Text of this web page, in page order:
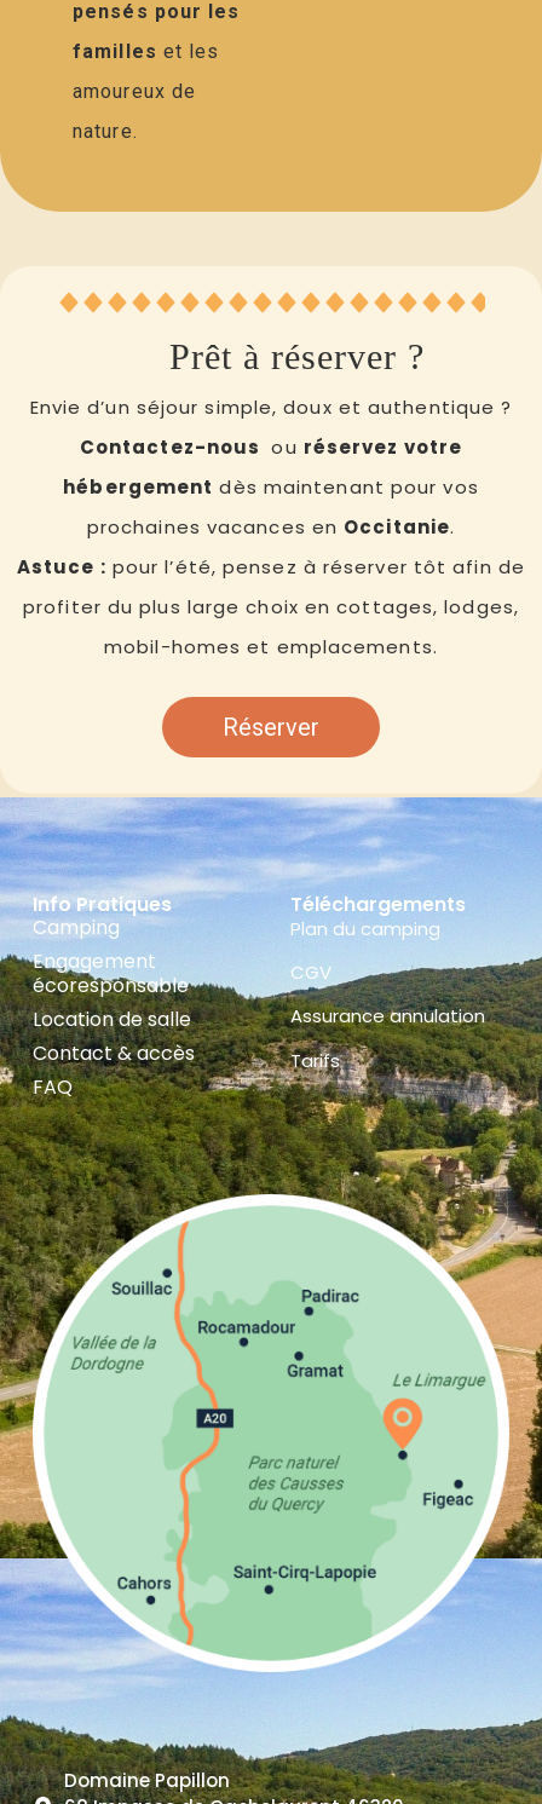
pensés pour les
familles et les
amoureux de
nature.
Prêt à réserver ?
Envie d’un séjour simple, doux et authentique ?
Contactez-nous ou réservez votre
hébergement dès maintenant pour vos
prochaines vacances en Occitanie.
Astuce : pour l’été, pensez à réserver tôt afin de
profiter du plus large choix en cottages, lodges,
mobil-homes et emplacements.
Réserver
Domaine Papillon
Info Pratiques
Camping
Engagement
écoresponsable
Location de salle
Contact & accès
FAQ
Téléchargements
Plan du camping
CGV
Assurance annulation
Tarifs